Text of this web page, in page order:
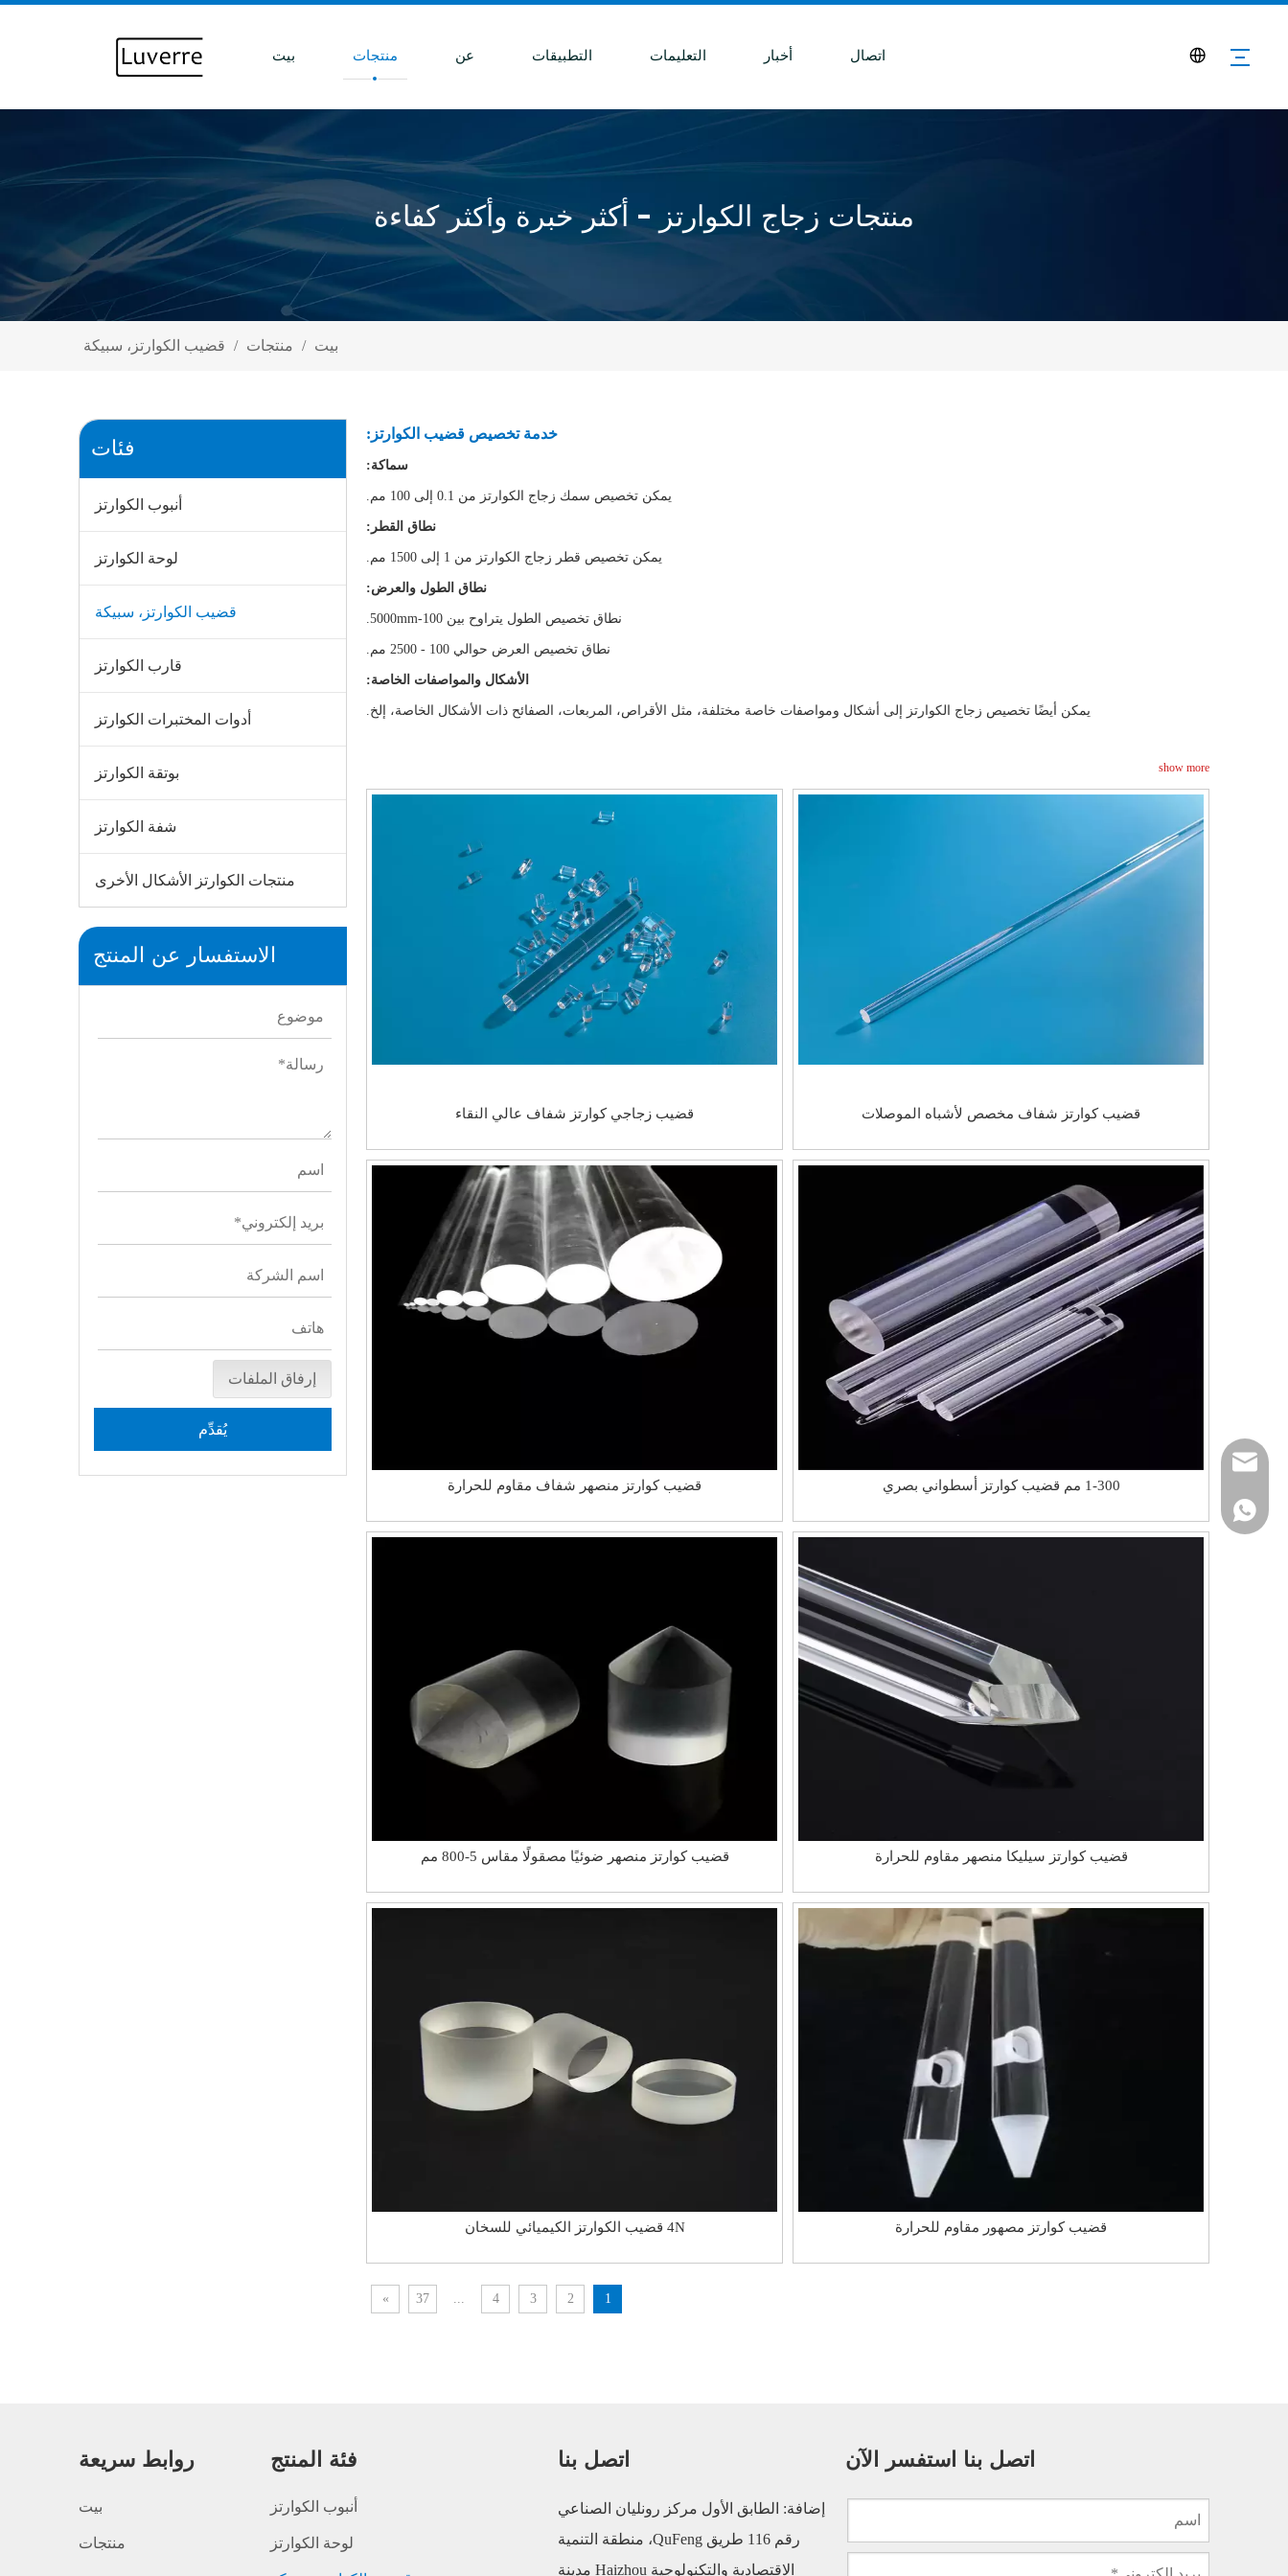
بيت منتجات عن التطبيقات التعليمات أخبار اتصال
منتجات زجاج الكوارتز - أكثر خبرة وأكثر كفاءة
بيت / منتجات / قضيب الكوارتز، سبيكة
فئات
أنبوب الكوارتز
لوحة الكوارتز
قضيب الكوارتز، سبيكة
قارب الكوارتز
أدوات المختبرات الكوارتز
بوتقة الكوارتز
شفة الكوارتز
منتجات الكوارتز الأشكال الأخرى
الاستفسار عن المنتج
إرفاق الملفات
يُقدِّم
خدمة تخصيص قضيب الكوارتز:
سماكة:
يمكن تخصيص سمك زجاج الكوارتز من 0.1 إلى 100 مم.
نطاق القطر:
يمكن تخصيص قطر زجاج الكوارتز من 1 إلى 1500 مم.
نطاق الطول والعرض:
نطاق تخصيص الطول يتراوح بين 100-5000mm.
نطاق تخصيص العرض حوالي 100 - 2500 مم.
الأشكال والمواصفات الخاصة:
يمكن أيضًا تخصيص زجاج الكوارتز إلى أشكال ومواصفات خاصة مختلفة، مثل الأقراص، المربعات، الصفائح ذات الأشكال الخاصة، إلخ.
show more
قضيب كوارتز شفاف مخصص لأشباه الموصلات قضيب زجاجي كوارتز شفاف عالي النقاء
1-300 مم قضيب كوارتز أسطواني بصري قضيب كوارتز منصهر شفاف مقاوم للحرارة
قضيب كوارتز سيليكا منصهر مقاوم للحرارة قضيب كوارتز منصهر ضوئيًا مصقولًا مقاس 5-800 مم
قضيب كوارتز مصهور مقاوم للحرارة 4N قضيب الكوارتز الكيميائي للسخان
1
2
3
4
...
37
»
روابط سريعة
بيت
منتجات
86- 13961398430
فئة المنتج
أنبوب الكوارتز
لوحة الكوارتز
اتصل بنا
إضافة: الطابق الأول مركز رونليان الصناعي
رقم 116 طريق QuFeng، منطقة التنمية
الاقتصادية والتكنولوجية Haizhou مدينة
اتصل بنا استفسر الآن